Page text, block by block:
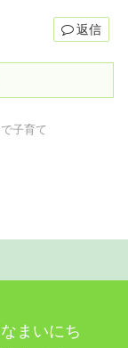
返信
子育て
まいにち